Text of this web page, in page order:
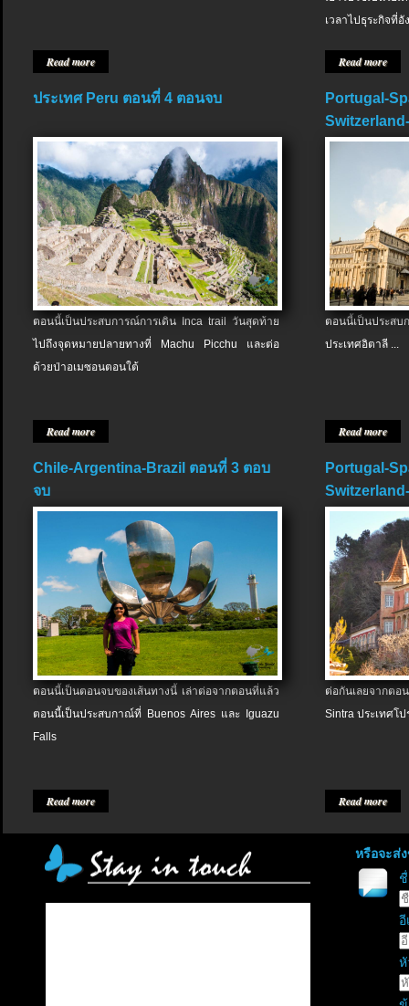
Read more
เวลาไปธุระกิจที่อั
Read more
ประเทศ Peru ตอนที่ 4 ตอนจบ
ตอนนี้เป็นประสบการณ์การเดิน Inca trail วันสุดท้าย
ไปถึงจุดหมายปลายทางที่ Machu Picchu และต่อ
ด้วยป่าอเมซอนตอนใต้
Read more
Portugal-
ตอนนี้เป็นประส
ประเทศอิตาลี ...
Read more
Chile-Argentina-Brazil ตอนที่ 3 ตอบ
จบ
ตอนนี้เป็นตอนจบของเส้นทางนี้ เล่าต่อจากตอนที่แล้ว
ตอนนี้เป็นประสบกาณ์ที่ Buenos Aires และ Iguazu
Falls
Read more
Portugal-
ต่อกันเลยจากต
Sintra ประเทศโป
Read more
หรือจะส่
อี
หั